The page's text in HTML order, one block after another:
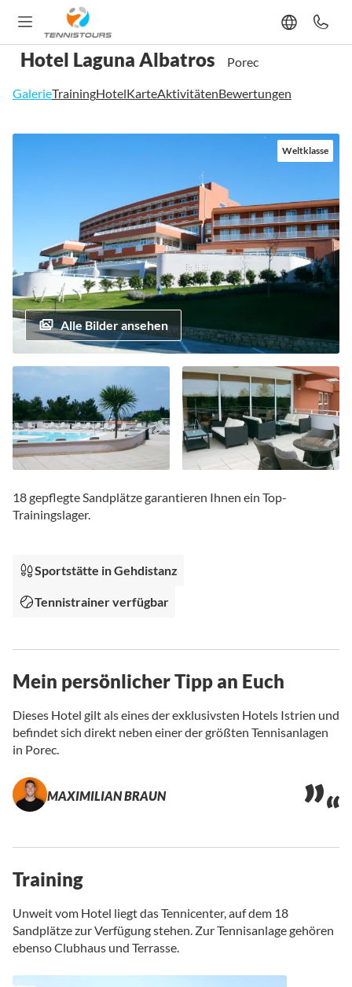
Hotel Laguna Albatros Porec
GalerieTrainingHotelKarteAktivitätenBewertungen
Weltklasse
Alle Bilder ansehen
Anfang
der
18 gepflegte Sandplätze garantieren Ihnen ein Top-
Trainingslager.
Sportstätte in Gehdistanz
Tennistrainer verfügbar
Mein persönlicher Tipp an Euch
Dieses Hotel gilt als eines der exklusivsten Hotels Istrien und
befindet sich direkt neben einer der größten Tennisanlagen
in Porec.
MAXIMILIAN BRAUN
Training
Unweit vom Hotel liegt das Tennicenter, auf dem 18
Sandplätze zur Verfügung stehen. Zur Tennisanlage gehören
ebenso Clubhaus und Terrasse.